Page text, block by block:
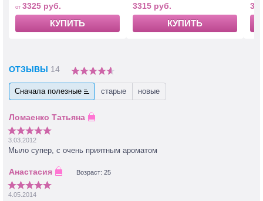
3325 руб.
КУПИТЬ
3315 руб.
КУПИТЬ
ОТЗЫВЫ 14
Сначала полезные старые новые
3.03.2012
Мыло супер, с очень приятным ароматом
Возраст: 25
4.05.2014